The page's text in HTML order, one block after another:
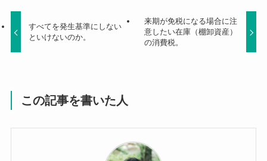
すべてを発生基準にしない
といけないのか。
来期が免税になる場合に注
意したい在庫（棚卸資産）
の消費税。
この記事を書いた人